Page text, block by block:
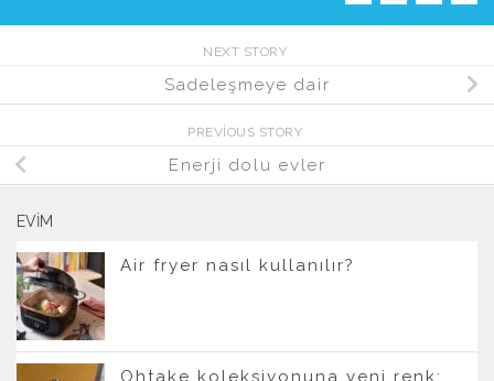
NEXT STORY
Sadeleşmeye dair
PREVIOUS STORY
Enerji dolu evler
EVIM
Air fryer nasıl kullanılır?
Ohtake koleksiyonuna yeni renk: